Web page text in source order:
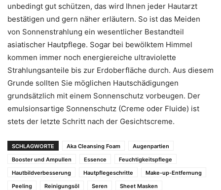
unbedingt gut schützen, das wird Ihnen jeder Hautarzt
bestätigen und gern näher erläutern. So ist das Meiden
von Sonnenstrahlung ein wesentlicher Bestandteil
asiatischer Hautpflege. Sogar bei bewölktem Himmel
kommen immer noch energiereiche ultraviolette
Strahlungsanteile bis zur Erdoberfläche durch. Aus diesem
Grunde sollten Sie möglichen Hautschädigungen
grundsätzlich mit einem Sonnenschutz vorbeugen. Der
emulsionsartige Sonnenschutz (Creme oder Fluide) ist
stets der letzte Schritt nach der Gesichtscreme.
SCHLAGWORTE Aka Cleansing Foam
Augenpartien
Booster und Ampullen
Essence
Feuchtigkeitspflege
Hautbildverbesserung
Hautpflegeschritte
Make-up-Entfernung
Peeling
Reinigungsöl Seren
Sheet Masken